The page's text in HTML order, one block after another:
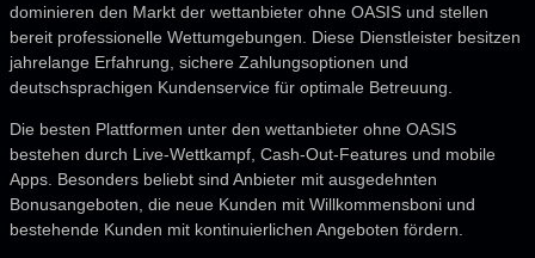
dominieren den Markt der wettanbieter ohne OASIS und stellen
bereit professionelle Wettumgebungen. Diese Dienstleister besitzen
jahrelange Erfahrung, sichere Zahlungsoptionen und
deutschsprachigen Kundenservice für optimale Betreuung.
Die besten Plattformen unter den wettanbieter ohne OASIS
bestehen durch Live-Wettkampf, Cash-Out-Features und mobile
Apps. Besonders beliebt sind Anbieter mit ausgedehnten
Bonusangeboten, die neue Kunden mit Willkommensboni und
bestehende Kunden mit kontinuierlichen Angeboten fördern.